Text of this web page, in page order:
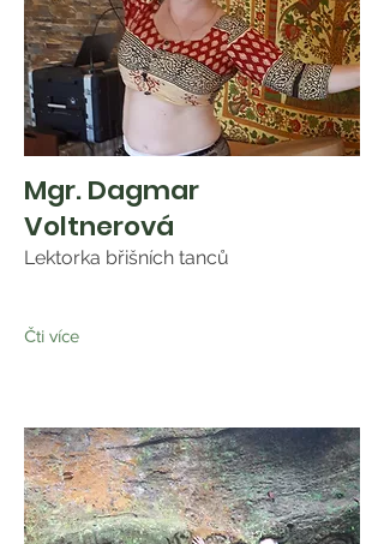
Mgr. Dagmar
Voltnerová
Lektorka břišních tanců
Čti více